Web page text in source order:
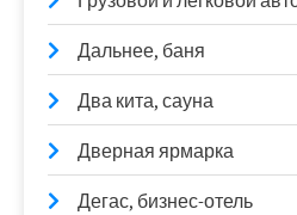
Дальнее, баня
Два кита, сауна
Дверная ярмарка
Дегас, бизнес-отель